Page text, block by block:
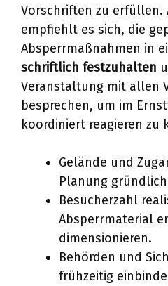
Vorschriften zu erfüllen.
empfiehlt es sich, die
Absperrmaßnahmen in
schriftlich festzuhalten
Veranstaltung mit allen
besprechen, um im
koordiniert reagieren zu
Gelände und
Planung
Besucherzahl
Absperrmaterial
dimensionieren.
Behörden und
frühzeitig